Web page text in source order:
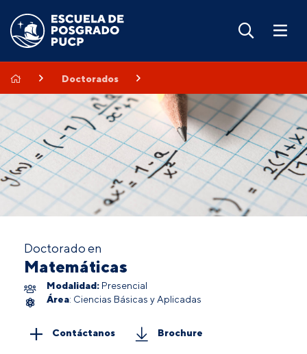
Doctorados
Doctorado en
Matemáticas
Modalidad: Presencial
Área: Ciencias Básicas y Aplicadas
Contáctanos Brochure